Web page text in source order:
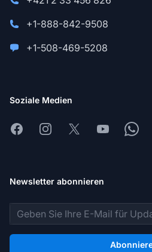
+1-888-842-9508
+1-508-469-5208
Soziale Medien
FacebookInstagram
X Youtube
Newsletter abonnieren
E-Mail-Adresse